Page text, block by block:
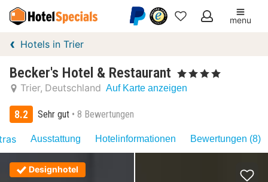
Meine
menu
Hotels in Trier
Becker's Hotel & Restaurant , 4 Sterne
Trier Deutschland Auf Karte anzeigen
8.2 Sehr gut 8 Bewertungen
Ausstattung Hotelinformationen Bewertungen (8)
Designhotel